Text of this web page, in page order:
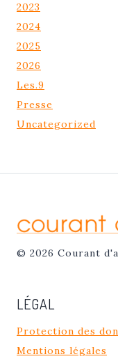
2023
2024
2025
2026
Les.9
Presse
Uncategorized
© 2026 Courant
LÉGAL
Protection des
Mentions légales